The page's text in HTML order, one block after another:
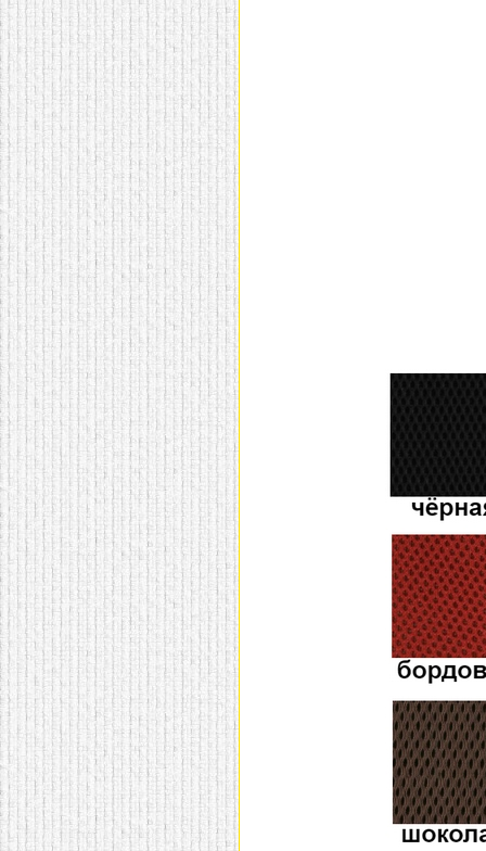
домашнем использовании.
Эта мебель имеет
некоторые преимущества
перед той же стенкой для
гостиной, к примеру,
поскольку она более
легкая и не загромождает
пространство. В спальне
этот предмет можно
поставить у изголовья
кровати, чтобы заполнить
пустующее там
место. Также стеллажи
очень часто используют в
качестве разграничителей
комнаты, например, на
рабочую зону и
пространство для отдыха.
Особенно это актуально
для однокомнатных
квартир.